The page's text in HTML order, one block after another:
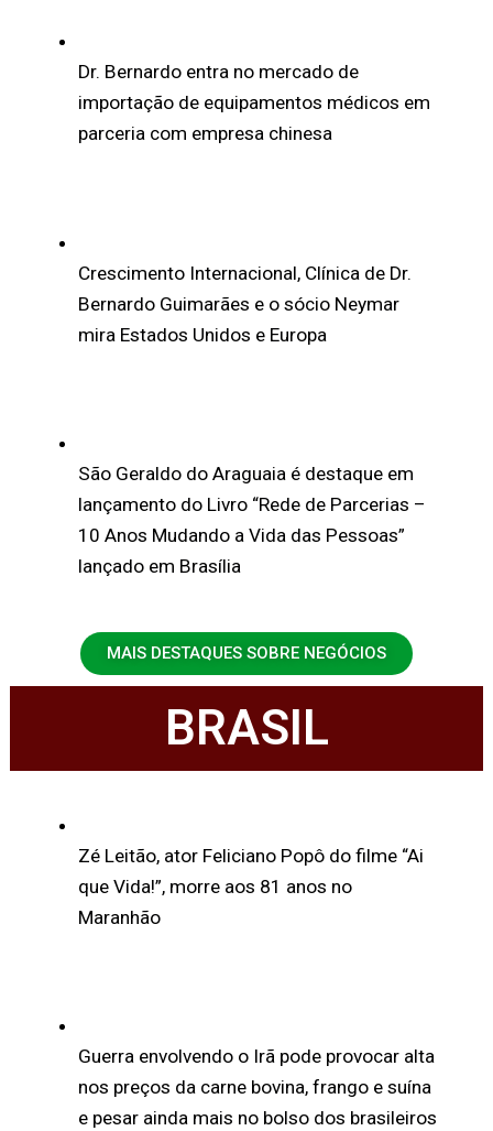
Dr. Bernardo entra no mercado de
importação de equipamentos médicos em
parceria com empresa chinesa
Crescimento Internacional, Clínica de Dr.
Bernardo Guimarães e o sócio Neymar
mira Estados Unidos e Europa
São Geraldo do Araguaia é destaque em
lançamento do Livro “Rede de Parcerias –
10 Anos Mudando a Vida das Pessoas”
lançado em Brasília
MAIS DESTAQUES SOBRE NEGÓCIOS
BRASIL
Zé Leitão, ator Feliciano Popô do filme “Ai
que Vida!”, morre aos 81 anos no
Maranhão
Guerra envolvendo o Irã pode provocar alta
nos preços da carne bovina, frango e suína
e pesar ainda mais no bolso dos brasileiros